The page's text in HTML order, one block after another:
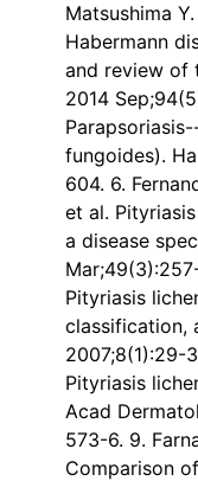
Matsushima
Habermann
and review of
2014
fungoides).
604. 6.
et al.
a disease
Pityriasis
classification,
2007;8(1):29-
Pityriasis
Acad
573-6. 9.
Comparison